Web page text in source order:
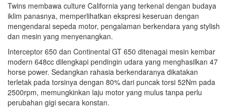
Twins membawa culture California yang terkenal dengan budaya
iklim panasnya, memperlihatkan ekspresi keseruan dengan
mengendarai sepeda motor, pengalaman berkendara yang stylish
dan mesin yang menyenangkan.
Interceptor 650 dan Continental GT 650 ditenagai mesin kembar
modern 648cc dilengkapi pendingin udara yang menghasilkan 47
horse power. Sedangkan rahasia berkendaranya dikatakan
terletak pada torsinya dengan 80% dari puncak torsi 52Nm pada
2500rpm, memungkinkan laju motor yang mulus tanpa perlu
perubahan gigi secara konstan.